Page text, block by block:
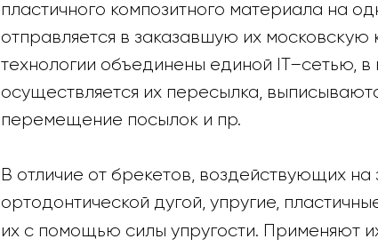
пластичного композитного материала на
отправляется в заказавшую их московскую
технологии объединены единой IT–сетью, в
осуществляется их пересылка,
перемещение посылок и пр.
В отличие от брекетов, воздействующих на
ортодонтической дугой, упругие,
их с помощью силы упругости. Применяют